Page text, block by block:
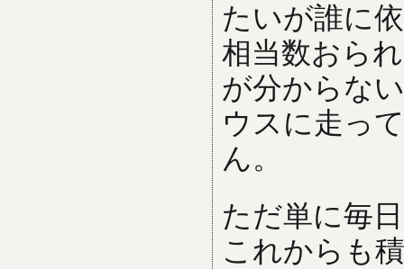
たいが誰に
相当数おら
が分からな
ウスに走っ
ん。
ただ単に毎
これからも